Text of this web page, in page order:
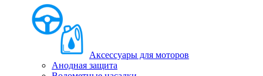
Аксессуары для моторов
Анодная защита